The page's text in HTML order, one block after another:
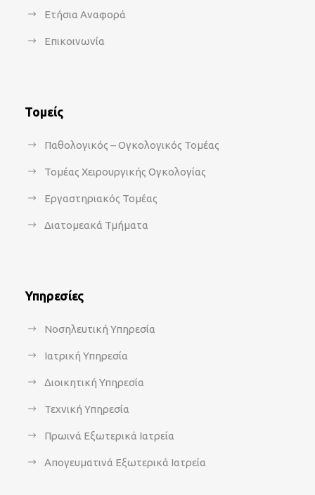
Ετήσια Αναφορά
Επικοινωνία
Τομείς
Παθολογικός – Ογκολογικός Τομέας
Τομέας Χειρουργικής Ογκολογίας
Εργαστηριακός Τομέας
Διατομεακά Τμήματα
Υπηρεσίες
Νοσηλευτική Υπηρεσία
Ιατρική Υπηρεσία
Διοικητική Υπηρεσία
Τεχνική Υπηρεσία
Πρωινά Εξωτερικά Ιατρεία
Απογευματινά Εξωτερικά Ιατρεία